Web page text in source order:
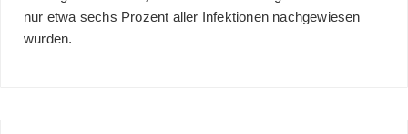
nur etwa sechs Prozent aller Infektionen nachgewiesen
wurden.